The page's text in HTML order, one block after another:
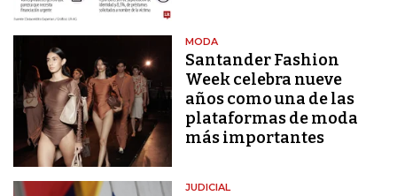
MODA
Santander Fashion
Week celebra nueve
años como una de las
plataformas de moda
más importantes
JUDICIAL